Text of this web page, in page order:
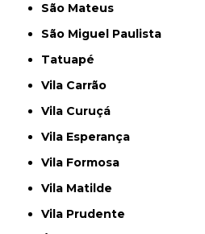
São Mateus
São Miguel Paulista
Tatuapé
Vila Carrão
Vila Curuçá
Vila Esperança
Vila Formosa
Vila Matilde
Vila Prudente